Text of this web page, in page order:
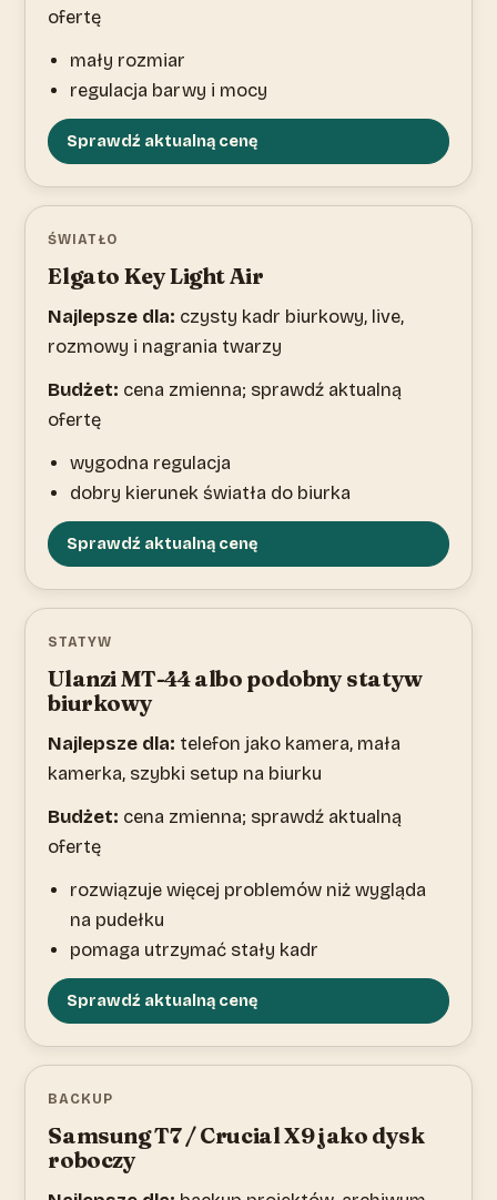
ofertę
mały rozmiar
regulacja barwy i mocy
Sprawdź aktualną cenę
ŚWIATŁO
Elgato Key Light Air
Najlepsze dla: czysty kadr biurkowy, live,
rozmowy i nagrania twarzy
Budżet: cena zmienna; sprawdź aktualną
ofertę
wygodna regulacja
dobry kierunek światła do biurka
Sprawdź aktualną cenę
STATYW
Ulanzi MT-44 albo podobny statyw
biurkowy
Najlepsze dla: telefon jako kamera, mała
kamerka, szybki setup na biurku
Budżet: cena zmienna; sprawdź aktualną
ofertę
rozwiązuje więcej problemów niż wygląda
na pudełku
pomaga utrzymać stały kadr
Sprawdź aktualną cenę
BACKUP
Samsung T7 / Crucial X9 jako dysk
roboczy